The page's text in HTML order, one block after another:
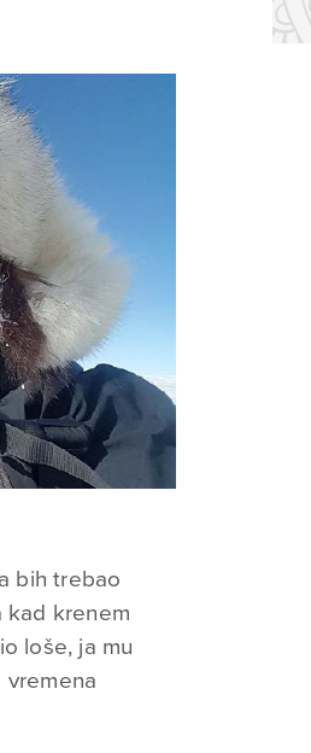
bih trebao
kad krenem
loše, ja mu
vremena